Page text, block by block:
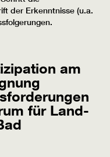
der Erkenntnisse (u.a.
am
für Land-